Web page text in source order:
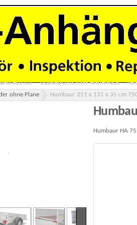
(41) ZWEIACHSER TIEFLADER OHNE PLANE
MOTORRADANHÄNGER(28)
1 & 2 ACHSER 3 SEITEN KIPPER 2 & 3
ALU-POLY-HYBRID
HU(2) VERMIETUNG ANHÄNGER
ALU(15) GEBRAUCHTE PKW ANHÄNGER
ohne Plane Humbaur 251 x 131 x 35 cm
Humbaur HA